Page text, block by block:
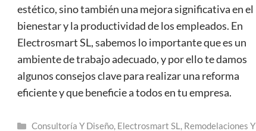
estético, sino también una mejora significativa en el
bienestar y la productividad de los empleados. En
Electrosmart SL, sabemos lo importante que es un
ambiente de trabajo adecuado, y por ello te damos
algunos consejos clave para realizar una reforma
eficiente y que beneficie a todos en tu empresa.
Categorías
Consultoría Y Diseño, Electrosmart SL, Remodelaciones Y